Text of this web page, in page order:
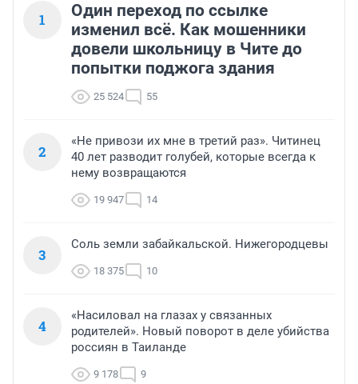
1
Один переход по ссылке
изменил всё. Как мошенники
довели школьницу в Чите до
попытки поджога здания
25 524 55
2
«Не привози их мне в третий раз». Читинец
40 лет разводит голубей, которые всегда к
нему возвращаются
19 947 14
3
Соль земли забайкальской. Нижегородцевы
18 375 10
4
«Насиловал на глазах у связанных
родителей». Новый поворот в деле убийства
россиян в Таиланде
9 178 9